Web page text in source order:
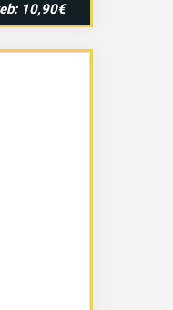
10,90€